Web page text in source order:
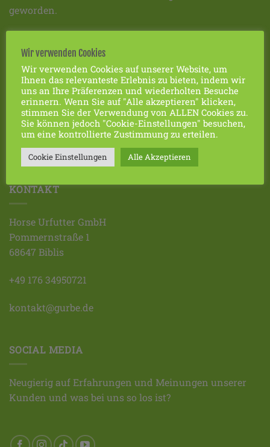
geworden.
FAVORITEN
Impressum
Datenschutzerklärung
AGBs
Widerrufsbelehrung
KONTAKT
Horse Urfutter GmbH
Pommernstraße 1
68647 Biblis
+49 176 34950721
kontakt@gurbe.de
SOCIAL MEDIA
Neugierig auf Erfahrungen und Meinungen unserer
Kunden und was bei uns so los ist?
Wir verwenden Cookies
Wir verwenden Cookies auf unserer Website, um
Ihnen das relevanteste Erlebnis zu bieten, indem wir
uns an Ihre Präferenzen und wiederholten Besuche
erinnern. Wenn Sie auf "Alle akzeptieren" klicken,
stimmen Sie der Verwendung von ALLEN Cookies zu.
Sie können jedoch "Cookie-Einstellungen" besuchen,
um eine kontrollierte Zustimmung zu erteilen.
Cookie Einstellungen Alle Akzeptieren